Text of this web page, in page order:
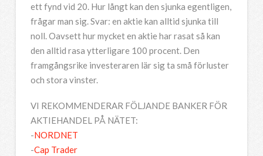
ett fynd vid 20. Hur långt kan den sjunka egentligen,
frågar man sig. Svar: en aktie kan alltid sjunka till
noll. Oavsett hur mycket en aktie har rasat så kan
den alltid rasa ytterligare 100 procent. Den
framgångsrike investeraren lär sig ta små förluster
och stora vinster.
VI REKOMMENDERAR FÖLJANDE BANKER FÖR
AKTIEHANDEL PÅ NÄTET:
-NORDNET
-Cap Trader